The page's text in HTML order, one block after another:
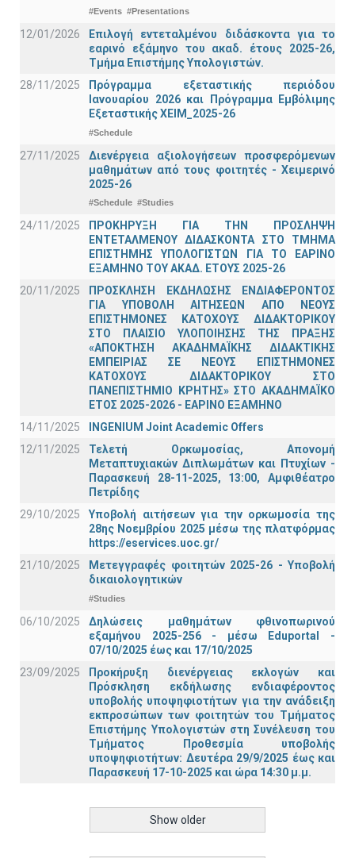
#Events #Presentations
12/01/2026
Επιλογή εντεταλμένου διδάσκοντα για το
εαρινό εξάμηνο του ακαδ. έτους 2025-26,
Τμήμα Επιστήμης Υπολογιστών.
28/11/2025
Πρόγραμμα εξεταστικής περιόδου
Ιανουαρίου 2026 και Πρόγραμμα Εμβόλιμης
Εξεταστικής ΧΕΙΜ_2025-26
#Schedule
27/11/2025
Διενέργεια αξιολογήσεων προσφερόμενων
μαθημάτων από τους φοιτητές - Χειμερινό
2025-26
#Schedule #Studies
24/11/2025
ΠΡΟΚΗΡΥΞΗ ΓΙΑ ΤΗΝ ΠΡΟΣΛΗΨΗ
ΕΝΤΕΤΑΛΜΕΝΟΥ ΔΙΔΑΣΚΟΝΤΑ ΣΤΟ ΤΜΗΜΑ
ΕΠΙΣΤΗΜΗΣ ΥΠΟΛΟΓΙΣΤΩΝ ΓΙΑ ΤΟ ΕΑΡΙΝΟ
ΕΞΑΜΗΝΟ ΤΟΥ ΑΚΑΔ. ΕΤΟΥΣ 2025-26
20/11/2025
ΠΡΟΣΚΛΗΣΗ ΕΚΔΗΛΩΣΗΣ ΕΝΔΙΑΦΕΡΟΝΤΟΣ
ΓΙΑ ΥΠΟΒΟΛΗ ΑΙΤΗΣΕΩΝ ΑΠΟ ΝΕΟΥΣ
ΕΠΙΣΤΗΜΟΝΕΣ ΚΑΤΟΧΟΥΣ ΔΙΔΑΚΤΟΡΙΚΟΥ
ΣΤΟ ΠΛΑΙΣΙΟ ΥΛΟΠΟΙΗΣΗΣ ΤΗΣ ΠΡΑΞΗΣ
«ΑΠΟΚΤΗΣΗ ΑΚΑΔΗΜΑΪΚΗΣ ΔΙΔΑΚΤΙΚΗΣ
ΕΜΠΕΙΡΙΑΣ ΣΕ ΝΕΟΥΣ ΕΠΙΣΤΗΜΟΝΕΣ
ΚΑΤΟΧΟΥΣ ΔΙΔΑΚΤΟΡΙΚΟΥ ΣΤΟ
ΠΑΝΕΠΙΣΤΗΜΙΟ ΚΡΗΤΗΣ» ΣΤΟ ΑΚΑΔΗΜΑΪΚΟ
ΕΤΟΣ 2025-2026 - ΕΑΡΙΝΟ ΕΞΑΜΗΝΟ
14/11/2025
INGENIUM Joint Academic Offers
12/11/2025
Τελετή Ορκωμοσίας, Απονομή
Μεταπτυχιακών Διπλωμάτων και Πτυχίων -
Παρασκευή 28-11-2025, 13:00, Αμφιθέατρο
Πετρίδης
29/10/2025
Υποβολή αιτήσεων για την ορκωμοσία της
28ης Νοεμβρίου 2025 μέσω της πλατφόρμας
https://eservices.uoc.gr/
21/10/2025
Μετεγγραφές φοιτητών 2025-26 - Υποβολή
δικαιολογητικών
#Studies
06/10/2025
Δηλώσεις μαθημάτων φθινοπωρινού
εξαμήνου 2025-256 - μέσω Εduportal -
07/10/2025 έως και 17/10/2025
23/09/2025
Προκήρυξη διενέργειας εκλογών και
Πρόσκληση εκδήλωσης ενδιαφέροντος
υποβολής υποψηφιοτήτων για την ανάδειξη
εκπροσώπων των φοιτητών του Τμήματος
Επιστήμης Υπολογιστών στη Συνέλευση του
Τμήματος Προθεσμία υποβολής
υποψηφιοτήτων: Δευτέρα 29/9/2025 έως και
Παρασκευή 17-10-2025 και ώρα 14:30 μ.μ.
Show older